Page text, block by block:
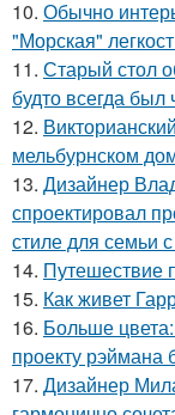
10. Обычно
"Морская"
11. Старый стол
будто всегда был
12.
мельбурнском
13. Дизайнер
спроектировал
стиле для семьи
14. Путешествие
15. Как живет
16. Больше
проекту рэймана
17. Дизайнер